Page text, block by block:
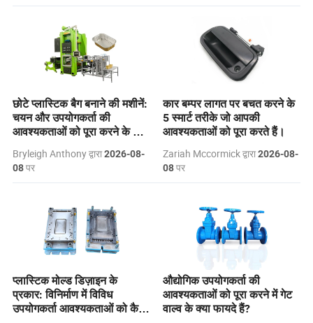
छोटे प्लास्टिक बैग बनाने की मशीनें:
चयन और उपयोगकर्ता की
आवश्यकताओं को पूरा करने के लिए
Bryleigh Anthony द्वारा2026-08-
08पर
कार बम्पर लागत पर बचत करने के
5 स्मार्ट तरीके जो आपकी
आवश्यकताओं को पूरा करते हैं।
Zariah Mccormick द्वारा2026-08-
08पर
प्लास्टिक मोल्ड डिज़ाइन के
प्रकार: विनिर्माण में विविध
उपयोगकर्ता आवश्यकताओं को कैसे
औद्योगिक उपयोगकर्ता की
आवश्यकताओं को पूरा करने में गेट
वाल्व के क्या फायदे हैं?